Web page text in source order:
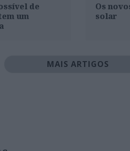
de
um
Os
solar
MAIS ARTIGOS